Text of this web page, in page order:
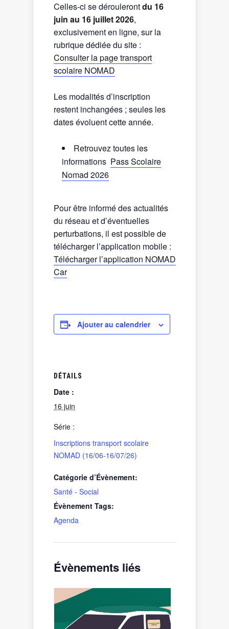
Celles-ci se déroulerontdu 16
juin au 16 juillet 2026,
exclusivement en ligne, sur la
rubrique dédiée du site :
Consulter la page transport
scolaire NOMAD
Les modalités d’inscription
restent inchangées ; seules les
dates évoluent cette année.
Retrouvez toutes les
informations Pass Scolaire
Nomad 2026
Pour être informé des actualités
du réseau et d’éventuelles
perturbations, il est possible de
télécharger l’application mobile :
Télécharger l’application NOMAD
Car
Ajouter au calendrier
DÉTAILS
Date :
16 juin
Série :
Inscriptions transport scolaire
NOMAD (16/06-16/07/26)
Catégorie d’Évènement:
Santé - Social
Évènement Tags:
Agenda
Évènements liés